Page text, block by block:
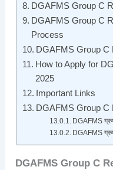
DGAFMS Group C
DGAFMS Group C
Process
DGAFMS Group C
How to Apply for
2025
Important Links
DGAFMS Group C
DGAFMS
DGAFMS
DGAFMS Group C